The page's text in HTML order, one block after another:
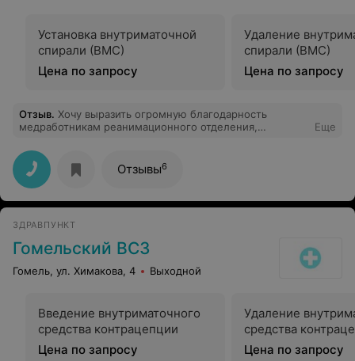
Установка внутриматочной
спирали (ВМС)
Цена по запросу
Удаление
спирали (ВМС)
Цена по запросу
Отзыв. Хочу выразить огромную благодарность
медработникам реанимационного отделения,
отделения и замечательному доктору Татьяне
Сергеевне за отзывчивость, качественное лечение,
профессиональный подход и бесценный труд! Успехов
вам, благополучия и здоровья!
Еще
Отзывы6
ЗДРАВПУНКТ
Гомельский ВСЗ
Гомель, ул. Химакова, 4 Выходной
Введение внутриматочного
средства контрацепции
Цена по запросу
Удаление
средства
Цена по запросу